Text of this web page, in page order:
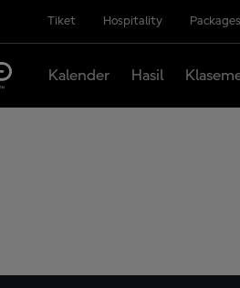
Tiket Hospitality Packages
Kalender Hasil